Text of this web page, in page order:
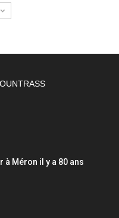
à Méron il y a 80 ans